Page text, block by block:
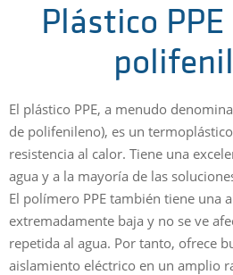
Plástico
El plástico PPE, a menudo
de polifenileno), es un
resistencia al calor. Tiene una
agua y a la mayoría de las
El polímero PPE también tiene una
extremadamente baja y no se ve
repetida al agua. Por tanto, ofrece
aislamiento eléctrico en un amplio